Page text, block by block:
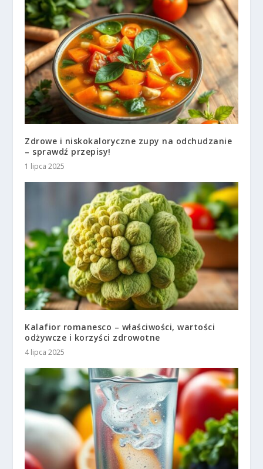
Zdrowe i niskokaloryczne zupy na odchudzanie
– sprawdź przepisy!
1 lipca 2025
Kalafior romanesco – właściwości, wartości
odżywcze i korzyści zdrowotne
4 lipca 2025